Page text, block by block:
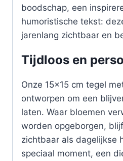
boodschap, een
humoristische tekst:
jarenlang zichtbaar en
Tijdloos en
Onze 15×15 cm tegel
ontworpen om een
laten. Waar bloemen
worden opgeborgen,
zichtbaar als dagelijkse
speciaal moment, een